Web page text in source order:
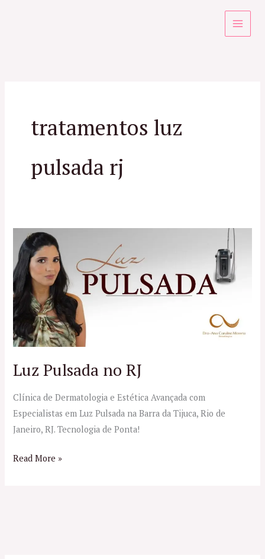
tratamentos luz
pulsada rj
Luz Pulsada no RJ
Clínica de Dermatologia e Estética Avançada com
Especialistas em Luz Pulsada na Barra da Tijuca, Rio de
Janeiro, RJ. Tecnologia de Ponta!
Luz
Pulsada
no
RJ
Read More »